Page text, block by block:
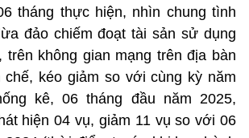
tháng thực hiện, nhìn chung tình
đảo chiếm đoạt tài sản sử dụng
trên không gian mạng trên địa bàn
kéo giảm so với cùng kỳ năm
kê, 06 tháng đầu năm 2025,
hiện 04 vụ, giảm 11 vụ so với 06